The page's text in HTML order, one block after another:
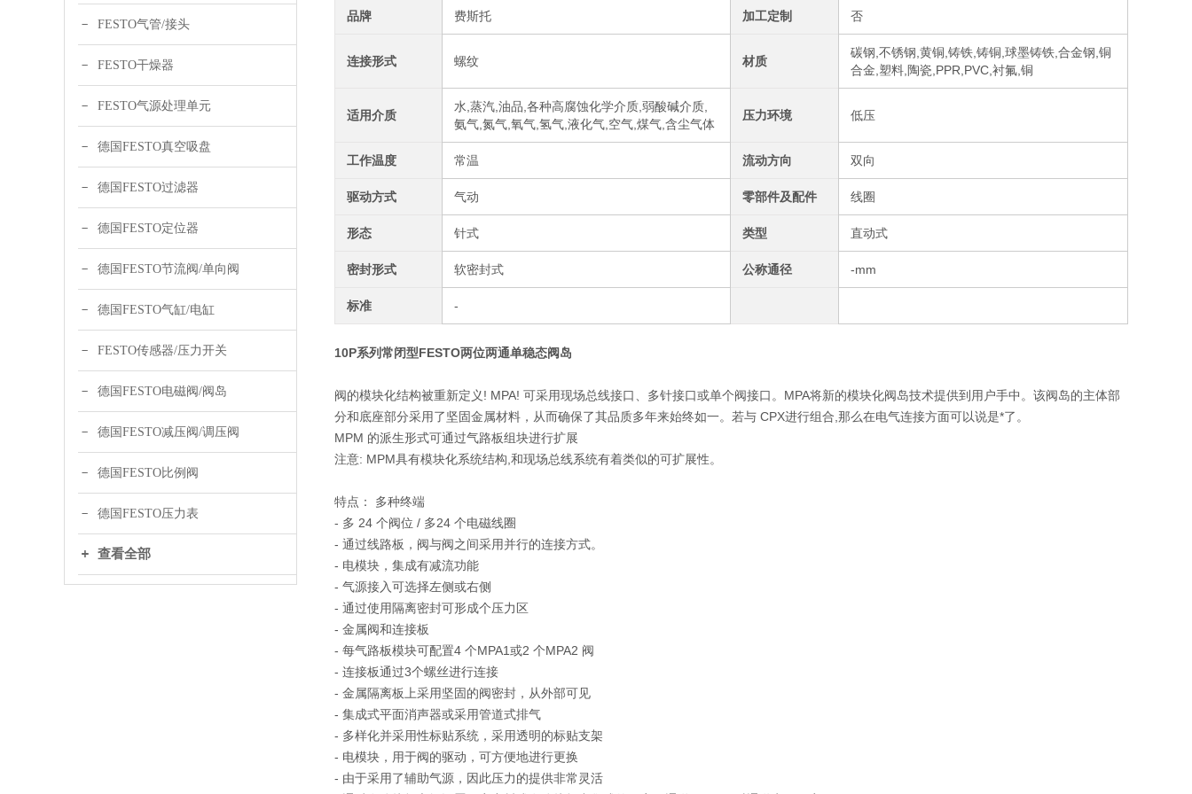
FESTO气管/接头
FESTO干燥器
FESTO气源处理单元
德国FESTO真空吸盘
德国FESTO过滤器
德国FESTO定位器
德国FESTO节流阀/单向阀
德国FESTO气缸/电缸
FESTO传感器/压力开关
德国FESTO电磁阀/阀岛
德国FESTO减压阀/调压阀
德国FESTO比例阀
德国FESTO压力表
查看全部
品牌 费斯托 加工定制 否
连接形式 螺纹 材质
碳钢,不锈钢,黄铜,铸铁,铸铜,球墨铸铁,合金钢,铜
合金,塑料,陶瓷,PPR,PVC,衬氟,铜
适用介质
水,蒸汽,油品,各种高腐蚀化学介质,弱酸碱介质,
氨气,氮气,氧气,氢气,液化气,空气,煤气,含尘气体
压力环境 低压
工作温度 常温 流动方向 双向
驱动方式 气动 零部件及配件 线圈
形态 针式 类型 直动式
密封形式 软密封式 公称通径 -mm
标准 -
10P系列常闭型FESTO两位两通单稳态阀岛
阀的模块化结构被重新定义! MPA! 可采用现场总线接口、多针接口或单个阀接口。MPA将新的模块化阀岛技术提供到用户手中。该阀岛的主体部
分和底座部分采用了坚固金属材料，从而确保了其品质多年来始终如一。若与 CPX进行组合,那么在电气连接方面可以说是*了。
MPM 的派生形式可通过气路板组块进行扩展
注意: MPM具有模块化系统结构,和现场总线系统有着类似的可扩展性。
特点： 多种终端
- 多 24 个阀位 / 多24 个电磁线圈
- 通过线路板，阀与阀之间采用并行的连接方式。
- 电模块，集成有减流功能
- 气源接入可选择左侧或右侧
- 通过使用隔离密封可形成个压力区
- 金属阀和连接板
- 每气路板模块可配置4 个MPA1或2 个MPA2 阀
- 连接板通过3个螺丝进行连接
- 金属隔离板上采用坚固的阀密封，从外部可见
- 集成式平面消声器或采用管道式排气
- 多样化并采用性标贴系统，采用透明的标贴支架
- 电模块，用于阀的驱动，可方便地进行更换
- 由于采用了辅助气源，因此压力的提供非常灵活